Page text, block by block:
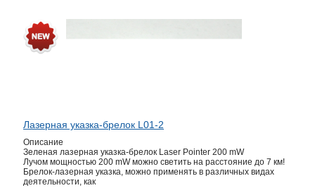
Лазерная указка-брелок L01-2
Описание
Зеленая лазерная указка-брелок Laser Pointer 200 mW
Лучом мощностью 200 mW можно светить на расстояние до 7 км!
Брелок-лазерная указка, можно применять в различных видах
деятельности, как